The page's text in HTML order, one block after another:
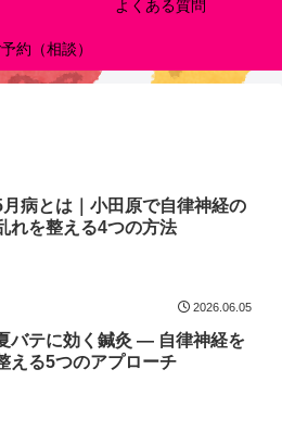
よくある質問
約（相談）
月病とは｜小田原で自律神経の
れを整える4つの方法
2026.06.05
バテに効く鍼灸 — 自律神経を
える5つのアプローチ